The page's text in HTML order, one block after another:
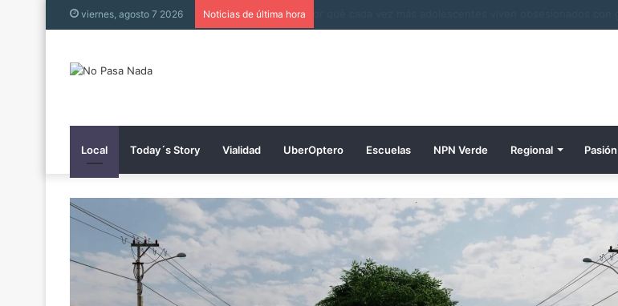
viernes, agosto 7 2026 Noticias de última hora
Local Today´s Story Vialidad UberOptero Escuelas NPN Verde Regional Pasión